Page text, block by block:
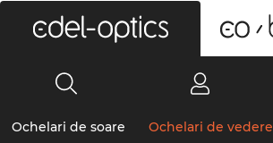
Ochelari de soare Ochelari de vedere